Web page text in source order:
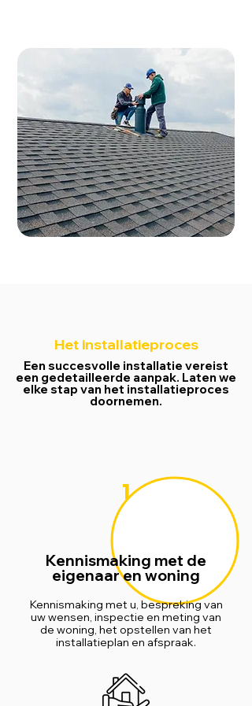
Het installatieproces
Een succesvolle installatie vereist
een gedetailleerde aanpak. Laten we
elke stap van het installatieproces
doornemen.
1
Kennismaking met de
eigenaar en woning
Kennismaking met u, bespreking van
uw wensen, inspectie en meting van
de woning, het opstellen van het
installatieplan en afspraak.